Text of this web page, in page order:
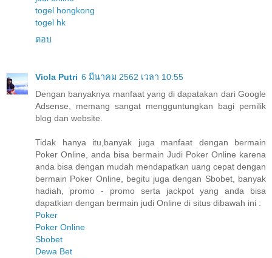
togel hongkong
togel hk
ตอบ
Viola Putri 6 มีนาคม 2562 เวลา 10:55
Dengan banyaknya manfaat yang di dapatakan dari Google
Adsense, memang sangat mengguntungkan bagi pemilik
blog dan website.
Tidak hanya itu,banyak juga manfaat dengan bermain
Poker Online, anda bisa bermain Judi Poker Online karena
anda bisa dengan mudah mendapatkan uang cepat dengan
bermain Poker Online, begitu juga dengan Sbobet, banyak
hadiah, promo - promo serta jackpot yang anda bisa
dapatkian dengan bermain judi Online di situs dibawah ini :
Poker
Poker Online
Sbobet
Dewa Bet